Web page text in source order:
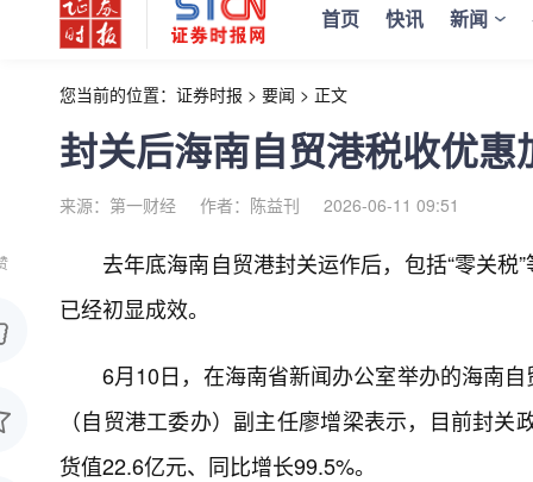
首页 快讯 新闻
您当前的位置： 证券时报 > 要闻 > 正文
封关后海南自贸港税收优
来源：第一财经 作者：陈益刊 2026-06-11 09:51
去年底海南自贸港封关运作后，包括“零关
已经初显成效。
6月10日，在海南省新闻办公室举办的海南
（自贸港工委办）副主任廖增梁表示，目前封
货值22.6亿元、同比增长99.5%。